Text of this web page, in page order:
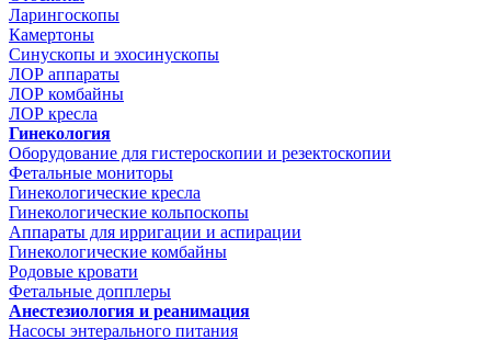
Ларингоскопы
Камертоны
Синускопы и эхосинускопы
ЛОР аппараты
ЛОР комбайны
ЛОР кресла
Гинекология
Оборудование для гистероскопии и резектоскопии
Фетальные мониторы
Гинекологические кресла
Гинекологические кольпоскопы
Аппараты для ирригации и аспирации
Гинекологические комбайны
Родовые кровати
Фетальные допплеры
Анестезиология и реанимация
Насосы энтерального питания